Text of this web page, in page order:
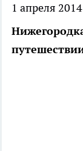
1 апреля 2014